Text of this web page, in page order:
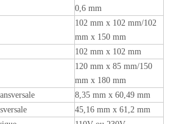
0,6 mm
102 mm x 102 mm/102
mm x 150 mm
102 mm x 102 mm
120 mm x 85 mm/150
mm x 180 mm
8,35 mm x 60,49 mm
45,16 mm x 61,2 mm